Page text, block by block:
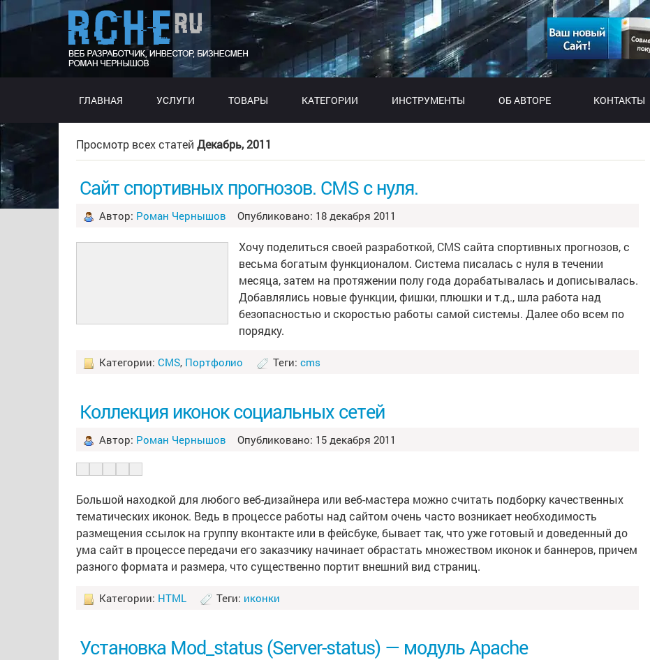
ГЛАВНАЯ УСЛУГИ ТОВАРЫ КАТЕГОРИИ ИНСТРУМЕНТЫ ОБ АВТОРЕ КОНТАКТЫ
Просмотр всех статей Декабрь, 2011
Сайт спортивных прогнозов. CMS с нуля.
Автор: Роман Чернышов Опубликовано: 18 декабря 2011
Хочу поделиться своей разработкой, CMS сайта спортивных прогнозов, с
весьма богатым функционалом. Система писалась с нуля в течении
месяца, затем на протяжении полу года дорабатывалась и дописывалась.
Добавлялись новые функции, фишки, плюшки и т.д., шла работа над
безопасностью и скоростью работы самой системы. Далее обо всем по
порядку.
Категории: CMS, Портфолио Теги: cms
Коллекция иконок социальных сетей
Автор: Роман Чернышов Опубликовано: 15 декабря 2011
Большой находкой для любого веб-дизайнера или веб-мастера можно считать подборку качественных
тематических иконок. Ведь в процессе работы над сайтом очень часто возникает необходимость
размещения ссылок на группу вконтакте или в фейсбуке, бывает так, что уже готовый и доведенный до
ума сайт в процессе передачи его заказчику начинает обрастать множеством иконок и баннеров, причем
разного формата и размера, что существенно портит внешний вид страниц.
Категории: HTML Теги: иконки
Установка Mod_status (Server-status) — модуль Apache